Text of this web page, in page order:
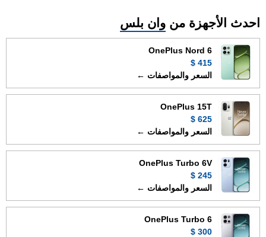
احدث الأجهزة من وان بلس
OnePlus Nord 6
415 $
السعر والمواصفات ←
OnePlus 15T
625 $
السعر والمواصفات ←
OnePlus Turbo 6V
245 $
السعر والمواصفات ←
OnePlus Turbo 6
300 $